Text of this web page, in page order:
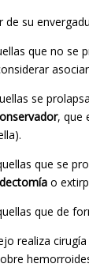
de su
que no se
se
, que
que se
o
que de
realiza